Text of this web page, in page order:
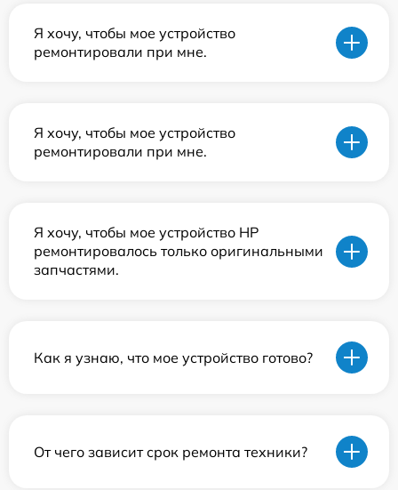
Я хочу, чтобы мое устройство
ремонтировали при мне.
Я хочу, чтобы мое устройство
ремонтировали при мне.
Я хочу, чтобы мое устройство HP
ремонтировалось только оригинальными
запчастями.
Как я узнаю, что мое устройство готово?
От чего зависит срок ремонта техники?